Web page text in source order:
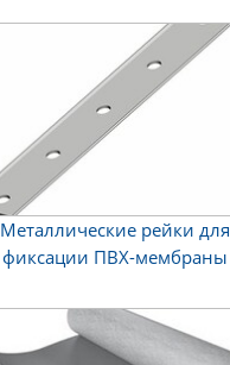
Металлические рейки для
фиксации ПВХ-мембраны